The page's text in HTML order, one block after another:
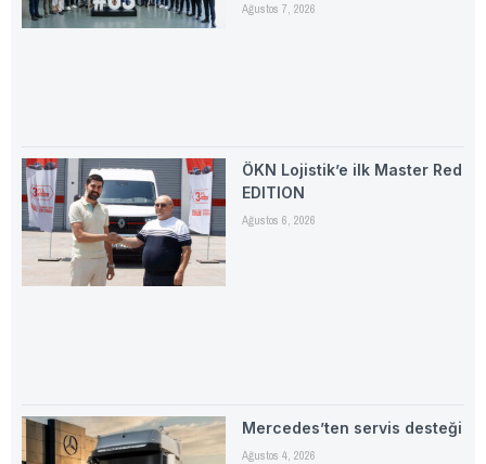
Ağustos 7, 2026
ÖKN Lojistik’e ilk Master Red
EDITION
Ağustos 6, 2026
Mercedes’ten servis desteği
Ağustos 4, 2026